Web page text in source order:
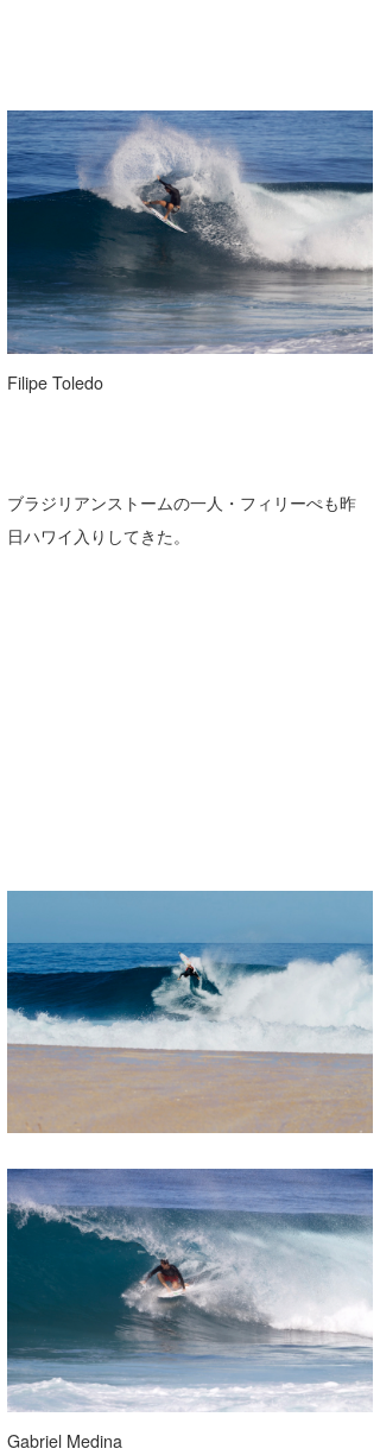
Filipe Toledo
ブラジリアンストームの一人・フィリーぺも昨
日ハワイ入りしてきた。
Gabriel Medina